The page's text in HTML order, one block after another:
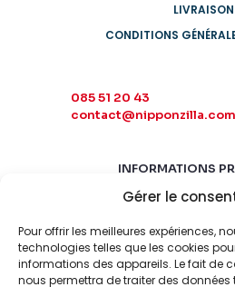
Gérer le
Pour offrir les meilleures expériences,
technologies telles que les cookies
informations des appareils. Le fait de
nous permettra de traiter des
LIVRAISON
CONDITIONS
085 51 20 43
contact@nipponzilla.com
INFORMATIONS
MARDI-
LUNDI-
FERMÉ